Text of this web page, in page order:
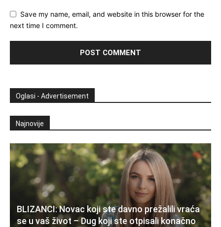
Save my name, email, and website in this browser for the
next time I comment.
Oglasi - Advertisement
Najnovije
BLIZANCI: Novac koji ste davno prežalili vraća
se u vaš život – Dug koji ste otpisali konačno